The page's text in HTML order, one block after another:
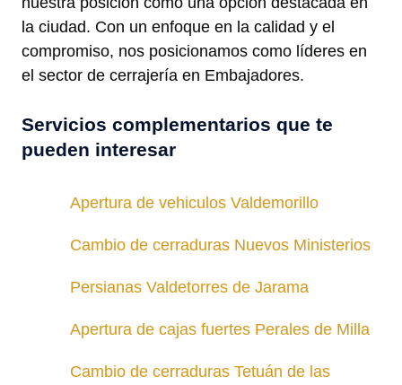
la ciudad. Con un enfoque en la calidad y el
compromiso, nos posicionamos como líderes en
el sector de cerrajería en Embajadores.
Servicios complementarios que te
pueden interesar
Apertura de vehiculos Valdemorillo
Cambio de cerraduras Nuevos Ministerios
Persianas Valdetorres de Jarama
Apertura de cajas fuertes Perales de Milla
Cambio de cerraduras Tetuán de las